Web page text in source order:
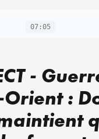
07:05
-
: